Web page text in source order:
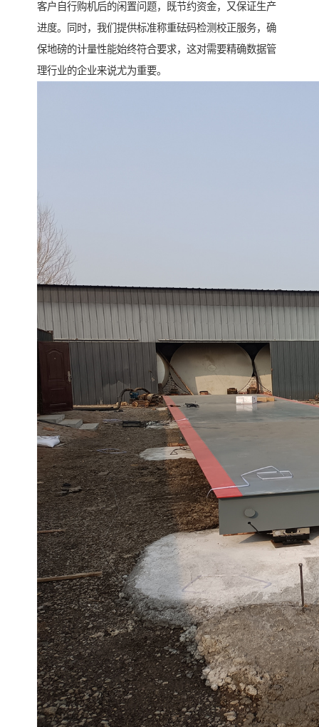
客户自行购机后的闲置问题，既节约资金，又保证生产
进度。同时，我们提供标准称重砝码检测校正服务，确
保地磅的计量性能始终符合要求，这对需要精确数据管
理行业的企业来说尤为重要。